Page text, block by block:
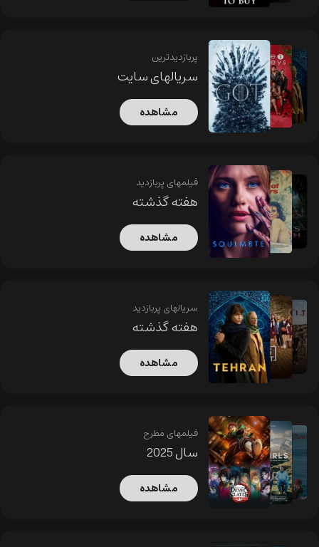
پربازدیدترین
سریالهای سایت
مشاهده
فیلمهای پربازدید
هفته گذشته
مشاهده
سریالهای پربازدید
هفته گذشته
مشاهده
فیلمهای مطرح
سال 2025
مشاهده